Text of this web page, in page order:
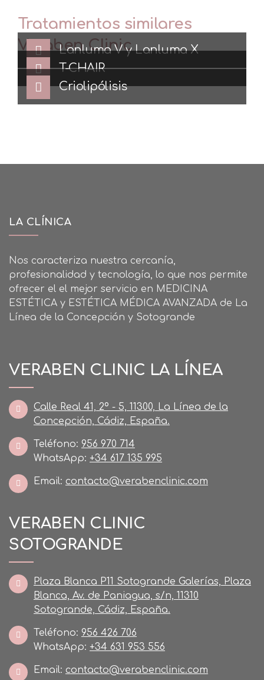
Tratamientos similares
Veraben Clinic
Lanluma V y Lanluma X
T-CHAIR
Criolipólisis
LA CLÍNICA
Nos caracteriza nuestra cercanía,
profesionalidad y tecnología, lo que nos permite
ofrecer el el mejor servicio en MEDICINA
ESTÉTICA y ESTÉTICA MÉDICA AVANZADA de La
Línea de la Concepción y Sotogrande
VERABEN CLINIC LA LÍNEA
Calle Real 41, 2º - 5, 11300, La Línea de la
Concepción, Cádiz, España.
Teléfono: 956 970 714
WhatsApp: +34 617 135 995
Email: contacto@verabenclinic.com
VERABEN CLINIC
SOTOGRANDE
Plaza Blanca P11 Sotogrande Galerías, Plaza
Blanca, Av. de Paniagua, s/n, 11310
Sotogrande, Cádiz, España.
Teléfono: 956 426 706
WhatsApp: +34 631 953 556
Email: contacto@verabenclinic.com